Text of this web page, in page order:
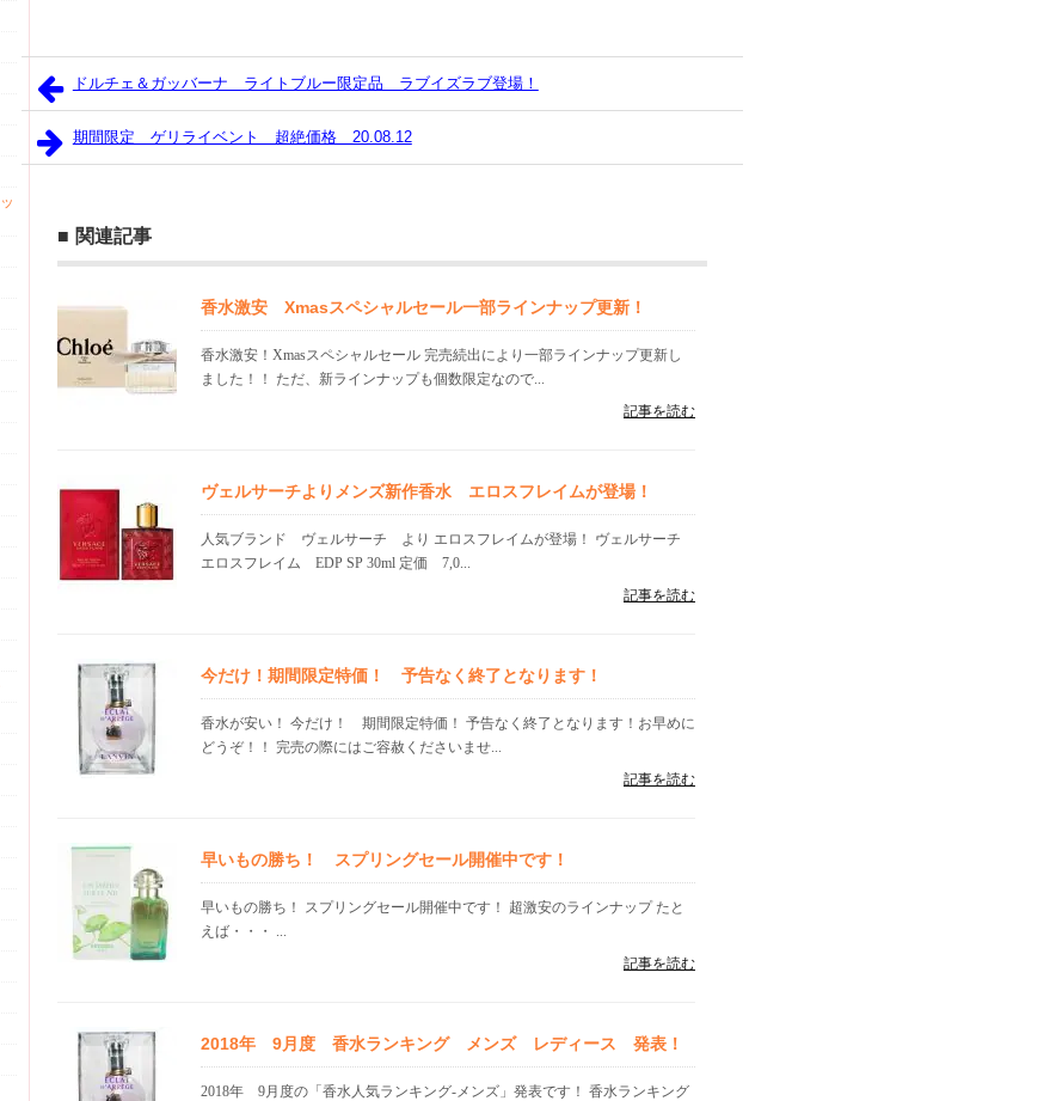
ドルチェ＆ガッバーナ ライトブルー限定品 ラブイズラブ登場！
期間限定 ゲリライベント 超絶価格 20.08.12
関連記事
香水激安 Xmasスペシャルセール一部ラインナップ更新！
香水激安！Xmasスペシャルセール 完売続出により一部ラインナップ更新し
ました！！ ただ、新ラインナップも個数限定なので...
記事を読む
ヴェルサーチよりメンズ新作香水 エロスフレイムが登場！
人気ブランド ヴェルサーチ より エロスフレイムが登場！ ヴェルサーチ
エロスフレイム EDP SP 30ml 定価 7,0...
記事を読む
今だけ！期間限定特価！ 予告なく終了となります！
香水が安い！ 今だけ！ 期間限定特価！ 予告なく終了となります！お早めに
どうぞ！！ 完売の際にはご容赦くださいませ...
記事を読む
早いもの勝ち！ スプリングセール開催中です！
早いもの勝ち！ スプリングセール開催中です！ 超激安のラインナップ たと
えば・・・ ...
記事を読む
2018年 9月度 香水ランキング メンズ レディース 発表！
2018年 9月度の「香水人気ランキング-メンズ」発表です！ 香水ランキング